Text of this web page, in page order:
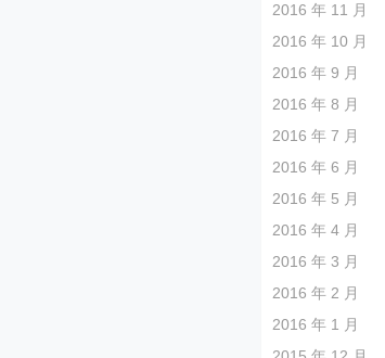
2016 年 11 月
2016 年 10 月
2016 年 9 月
2016 年 8 月
2016 年 7 月
2016 年 6 月
2016 年 5 月
2016 年 4 月
2016 年 3 月
2016 年 2 月
2016 年 1 月